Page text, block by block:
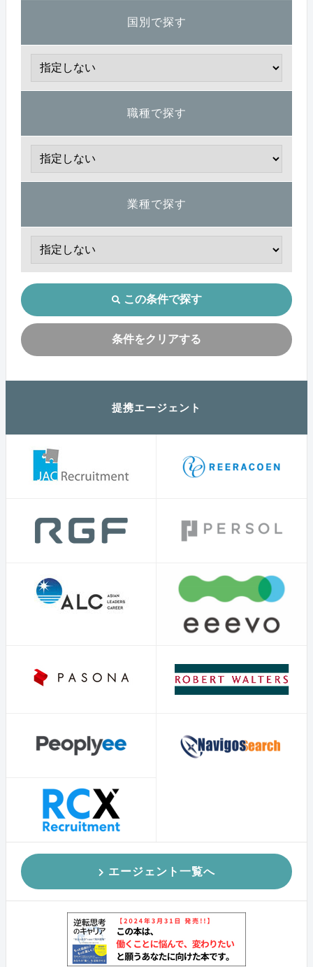
国別で探す
職種で探す
業種で探す
この条件で探す
条件をクリアする
提携エージェント
エージェント一覧へ